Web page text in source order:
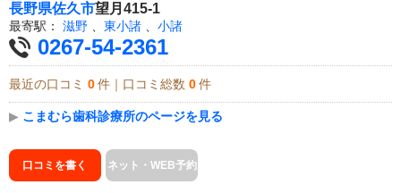
長野県佐久市望月415-1
最寄駅： 滋野 、 東小諸 、 小諸
0267-54-2361
最近の口コミ 0 件｜口コミ総数 0 件
▶ こまむら歯科診療所のページを見る
口コミを書く ネット・WEB予約